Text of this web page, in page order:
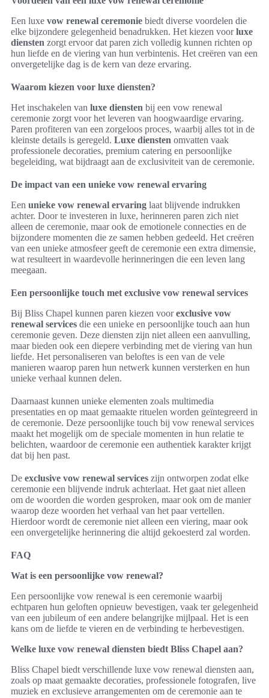
Een luxe vow renewal ceremonie biedt diverse voordelen die
elke bijzondere gelegenheid benadrukken. Het kiezen voorluxe
diensten zorgt ervoor dat paren zich volledig kunnen richten op
hun liefde en de viering van hun verbintenis. Het creëren van een
onvergetelijke dag is de kern van deze ervaring.
Waarom kiezen voor luxe diensten?
Het inschakelen van luxe diensten bij een vow renewal
ceremonie zorgt voor het leveren van hoogwaardige ervaring.
Paren profiteren van een zorgeloos proces, waarbij alles tot in de
kleinste details is geregeld. Luxe diensten omvatten vaak
professionele decoraties, premium catering en persoonlijke
begeleiding, wat bijdraagt aan de exclusiviteit van de ceremonie.
De impact van een unieke vow renewal ervaring
Een unieke vow renewal ervaring laat blijvende indrukken
achter. Door te investeren in luxe, herinneren paren zich niet
alleen de ceremonie, maar ook de emotionele connecties en de
bijzondere momenten die ze samen hebben gedeeld. Het creëren
van een unieke atmosfeer geeft de ceremonie een extra dimensie,
wat resulteert in waardevolle herinneringen die een leven lang
meegaan.
Een persoonlijke touch met exclusive vow renewal services
Bij Bliss Chapel kunnen paren kiezen voorexclusive vow
renewal services die een unieke en persoonlijke touch aan hun
ceremonie geven. Deze diensten zijn niet alleen een aanvulling,
maar bieden ook een diepere verbinding met de viering van hun
liefde. Het personaliseren van beloftes is een van de vele
manieren waarop paren hun netwerk kunnen versterken en hun
unieke verhaal kunnen delen.
Daarnaast kunnen unieke elementen zoals multimedia
presentaties en op maat gemaakte rituelen worden geïntegreerd in
de ceremonie. Deze persoonlijke touch bij vow renewal services
maakt het mogelijk om de speciale momenten in hun relatie te
belichten, waardoor de ceremonie een authentiek karakter krijgt
dat bij hen past.
De exclusive vow renewal services zijn ontworpen zodat elke
ceremonie een blijvende indruk achterlaat. Het gaat niet alleen
om de woorden die worden gesproken, maar ook om de manier
waarop deze woorden het verhaal van het paar vertellen.
Hierdoor wordt de ceremonie niet alleen een viering, maar ook
een onvergetelijke herinnering die altijd gekoesterd zal worden.
FAQ
Wat is een persoonlijke vow renewal?
Een persoonlijke vow renewal is een ceremonie waarbij
echtparen hun geloften opnieuw bevestigen, vaak ter gelegenheid
van een jubileum of een andere belangrijke mijlpaal. Het is een
kans om de liefde te vieren en de verbinding te herbevestigen.
Welke luxe vow renewal diensten biedt Bliss Chapel aan?
Bliss Chapel biedt verschillende luxe vow renewal diensten aan,
zoals op maat gemaakte decoraties, professionele fotografen, live
muziek en exclusieve arrangementen om de ceremonie aan te